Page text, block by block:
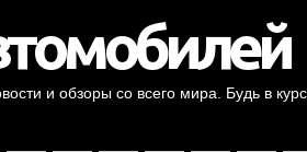
и обзоры со всего мира. Будь в